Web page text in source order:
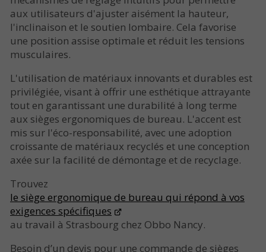
aux utilisateurs d'ajuster aisément la hauteur,
l'inclinaison et le soutien lombaire. Cela favorise
une position assise optimale et réduit les tensions
musculaires.
L'utilisation de matériaux innovants et durables est
privilégiée, visant à offrir une esthétique attrayante
tout en garantissant une durabilité à long terme
aux sièges ergonomiques de bureau. L'accent est
mis sur l'éco-responsabilité, avec une adoption
croissante de matériaux recyclés et une conception
axée sur la facilité de démontage et de recyclage.
Trouvez
le siège ergonomique de bureau qui répond à vos
exigences spécifiques
au travail à Strasbourg chez Obbo Nancy.
Besoin d’un devis pour une commande de sièges